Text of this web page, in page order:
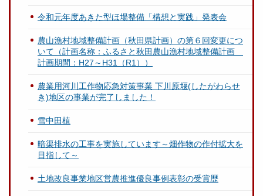
令和元年度あきた型ほ場整備「構想と実践」発表会
農山漁村地域整備計画（秋田県計画）の第６回変更につ
いて（計画名称：ふるさと秋田農山漁村地域整備計画
計画期間：H27～H31（R1））
農業用河川工作物応急対策事業 下川原堰(したがわらせ
き)地区の事業が完了しました！
雪中田植
暗渠排水の工事を実施しています～畑作物の作付拡大を
目指して～
土地改良事業地区営農推進優良事例表彰の受賞歴